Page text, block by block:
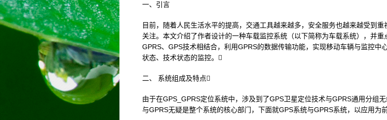
一、引言
目前，随着人民生活水平的提高，交通工具越来越多，安全服务也越来越受到
关注。本文介绍了作者设计的一种车载监控系统（以下简称为车载系统），并
GPRS、GPS技术相结合，利用GPRS的数据传输功能，实现移动车辆与监控中
状态、技术状态的监控。
二、 系统组成及特点
由于在GPS_GPRS定位系统中，涉及到了GPS卫星定位技术与GPRS通用分组
与GPRS无疑是整个系统的核心部门，下面就GPS系统与GPRS系统，以应用为